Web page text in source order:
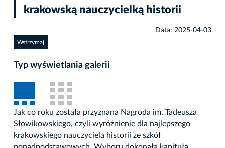
krakowską nauczycielką historii
Data: 2025-04-03
Wstrzymaj
Typ wyświetlania galerii
Jak co roku została przyznana Nagroda im. Tadeusza
Słowikowskiego, czyli wyróżnienie dla najlepszego
krakowskiego nauczyciela historii ze szkół